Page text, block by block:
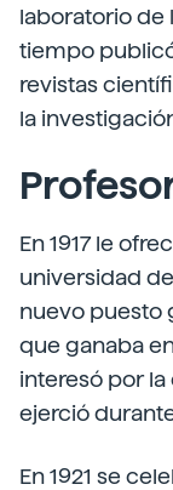
laboratorio de
tiempo
revistas
la
En 1917 le
universidad
nuevo puesto
que ganaba
interesó por
ejerció
En 1921 se